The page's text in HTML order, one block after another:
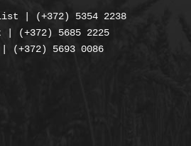
| (+372) 5354 2238
| (+372) 5685 2225
(+372) 5693 0086